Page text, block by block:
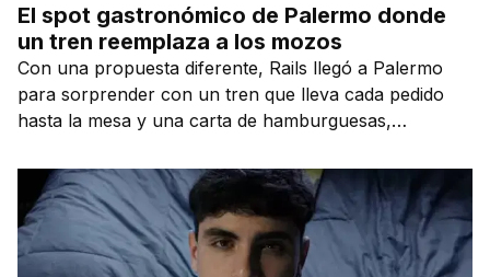
El spot gastronómico de Palermo donde
un tren reemplaza a los mozos
Con una propuesta diferente, Rails llegó a Palermo
para sorprender con un tren que lleva cada pedido
hasta la mesa y una carta de hamburguesas,